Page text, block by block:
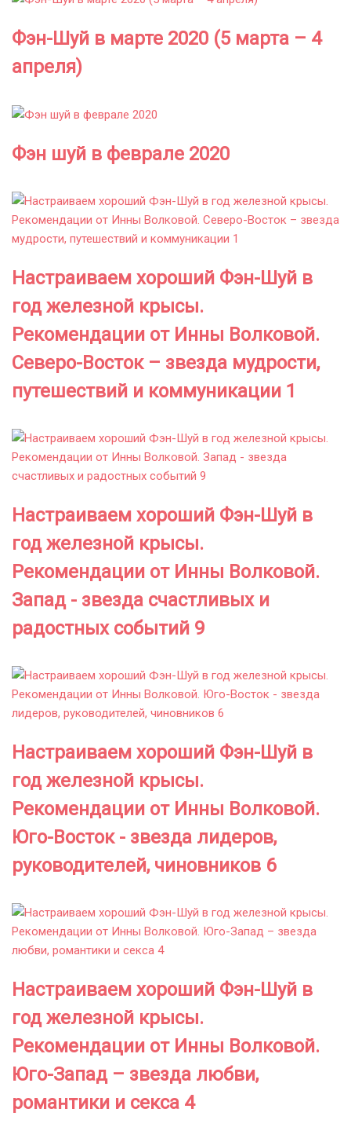
Фэн-Шуй в марте 2020 (5 марта – 4
апреля)
Фэн шуй в феврале 2020
Настраиваем хороший Фэн-Шуй в
год железной крысы.
Рекомендации от Инны Волковой.
Северо-Восток – звезда мудрости,
путешествий и коммуникации 1
Настраиваем хороший Фэн-Шуй в
год железной крысы.
Рекомендации от Инны Волковой.
Запад - звезда счастливых и
радостных событий 9
Настраиваем хороший Фэн-Шуй в
год железной крысы.
Рекомендации от Инны Волковой.
Юго-Восток - звезда лидеров,
руководителей, чиновников 6
Настраиваем хороший Фэн-Шуй в
год железной крысы.
Рекомендации от Инны Волковой.
Юго-Запад – звезда любви,
романтики и секса 4